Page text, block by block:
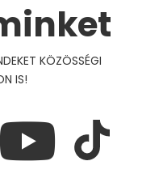
KÖZÖSSÉGI
IS!